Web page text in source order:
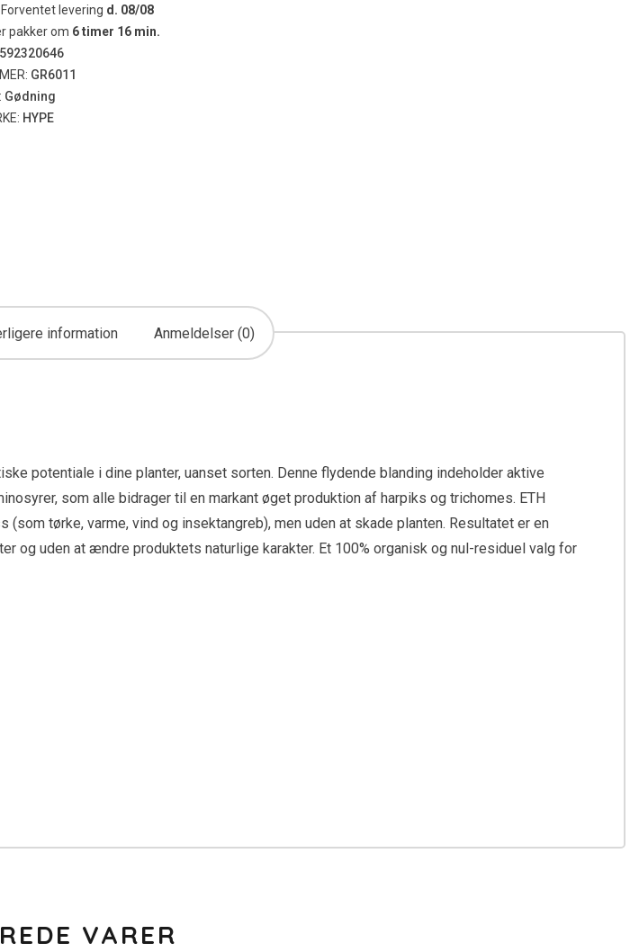
Forventet levering d. 08/08
pakker om 6 timer 16 min.
GR6011
Gødning
HYPE
information Anmeldelser (0)
potentiale i dine planter, uanset sorten. Denne flydende blanding indeholder aktive
som alle bidrager til en markant øget produktion af harpiks og trichomes. ETH
tørke, varme, vind og insektangreb), men uden at skade planten. Resultatet er en
uden at ændre produktets naturlige karakter. Et 100% organisk og nul-residuel valg for
VARER